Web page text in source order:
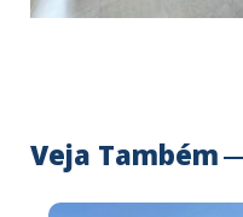
Veja Também